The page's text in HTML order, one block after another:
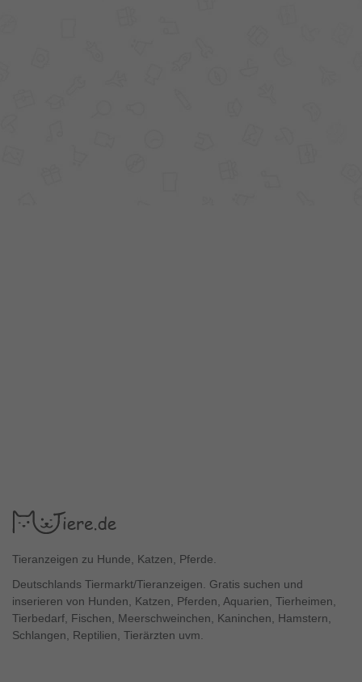
Tieranzeigen zu Hunde, Katzen, Pferde.
Deutschlands Tiermarkt/Tieranzeigen. Gratis suchen und
inserieren von Hunden, Katzen, Pferden, Aquarien, Tierheimen,
Tierbedarf, Fischen, Meerschweinchen, Kaninchen, Hamstern,
Schlangen, Reptilien, Tierärzten uvm.